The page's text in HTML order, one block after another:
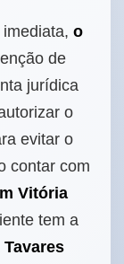
o
de
jurídica
o
evitar o
contar com
Vitória
tem a